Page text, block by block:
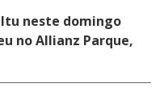
neste domingo
no Allianz Parque,